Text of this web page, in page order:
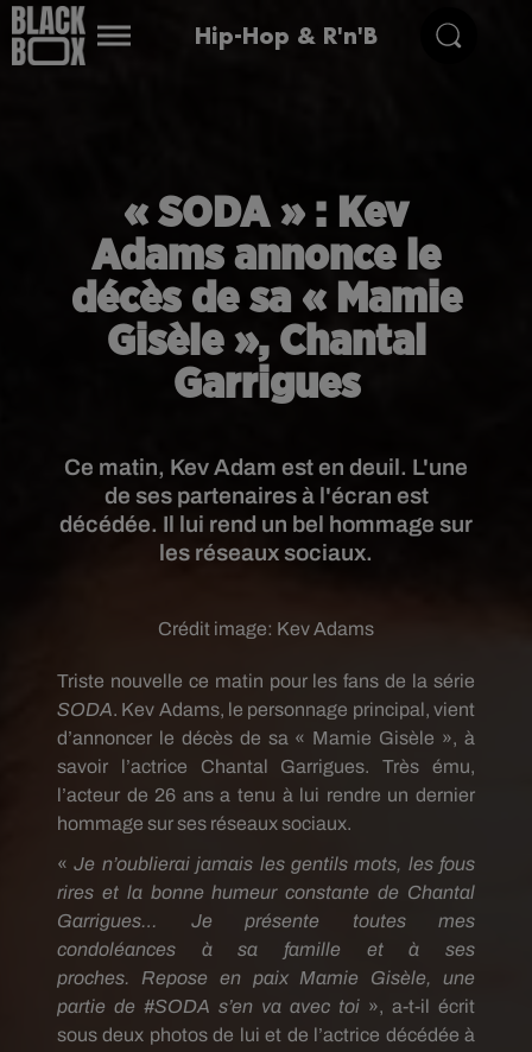
Hip-Hop & R'n'B
« SODA » : Kev
Adams annonce le
décès de sa « Mamie
Gisèle », Chantal
Garrigues
Ce matin, Kev Adam est en deuil. L'une
de ses partenaires à l'écran est
décédée. Il lui rend un bel hommage sur
les réseaux sociaux.
Crédit image: Kev Adams
Triste nouvelle ce matin pour les fans de la série
SODA. Kev Adams, le personnage principal, vient
d’annoncer le décès de sa « Mamie Gisèle », à
savoir l’actrice Chantal Garrigues.
Très ému,
l’acteur de 26 ans a tenu à lui rendre un dernier
hommage sur ses réseaux sociaux.
«Je n’oublierai jamais les gentils mots, les fous
rires et la bonne humeur constante de Chantal
Garrigues…
Je présente toutes mes
condoléances à sa famille et à ses
proches.
Repose en paix Mamie Gisèle, une
partie de #SODA s’en va avec toi », a-t-il écrit
sous deux photos de lui et de l’actrice décédée à